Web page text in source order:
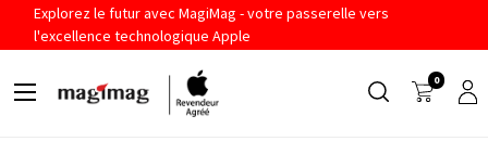
Explorez le futur avec MagiMag - votre passerelle vers
l'excellence technologique Apple
0